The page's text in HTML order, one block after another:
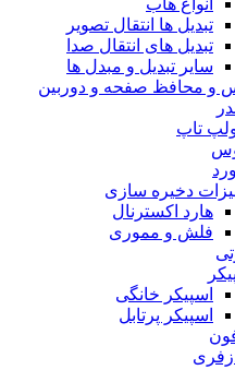
انواع هاب
تبدیل ها انتقال تصویر
تبدیل های انتقال صدا
سایر تبدیل و مبدل ها
و محافظ صفحه و دوربین
ولپ تاپ
دخیره سازی
هارد اکسترنال
فلش و مموری
اسپیکر خانگی
اسپیکر پرتابل